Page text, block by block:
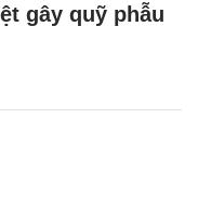
gây quỹ phẫu